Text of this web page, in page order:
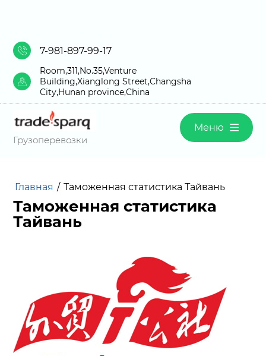
7-981-897-99-17
Room,311,No.35,Venture
Building,Xianglong Street,Changsha
City,Hunan province,China
Грузоперевозки
Меню
Главная / Таможенная статистика Тайвань
Таможенная статистика
Тайвань